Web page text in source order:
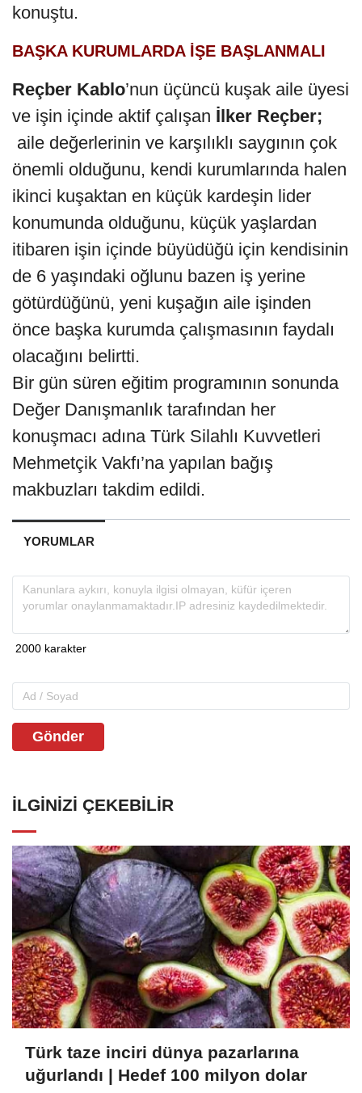
konuştu.
BAŞKA KURUMLARDA İŞE BAŞLANMALI
Reçber Kablo’nun üçüncü kuşak aile üyesi
ve işin içinde aktif çalışan İlker Reçber;
aile değerlerinin ve karşılıklı saygının çok
önemli olduğunu, kendi kurumlarında halen
ikinci kuşaktan en küçük kardeşin lider
konumunda olduğunu, küçük yaşlardan
itibaren işin içinde büyüdüğü için kendisinin
de 6 yaşındaki oğlunu bazen iş yerine
götürdüğünü, yeni kuşağın aile işinden
önce başka kurumda çalışmasının faydalı
olacağını belirtti.
Bir gün süren eğitim programının sonunda
Değer Danışmanlık tarafından her
konuşmacı adına Türk Silahlı Kuvvetleri
Mehmetçik Vakfı’na yapılan bağış
makbuzları takdim edildi.
YORUMLAR
Gönder
İLGINIZI ÇEKEBILIR
Türk taze inciri dünya pazarlarına
uğurlandı | Hedef 100 milyon dolar